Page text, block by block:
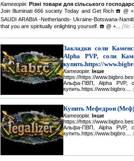
Категорія: Різні товари для сільського
Join Illuminati 666 society Today and Get Rich ☎️ @
SAUDI ARABIA -Netherlands- Ukraine-Botswana-
that you are spiritually enlighting yourself. ☎️ @ +... (№:
Закладки соли
Alpha PVP, соли
купить.https://
Категорія: Інше
https://https://
Альфа-ПВП, Alpha PVP,
купить.https://www.bigbro....
Купить Мефедрон (Меф)
Категорія: Інше
https://https://
Альфа-ПВП, Alpha PVP,
купить.https://www.bigbro....